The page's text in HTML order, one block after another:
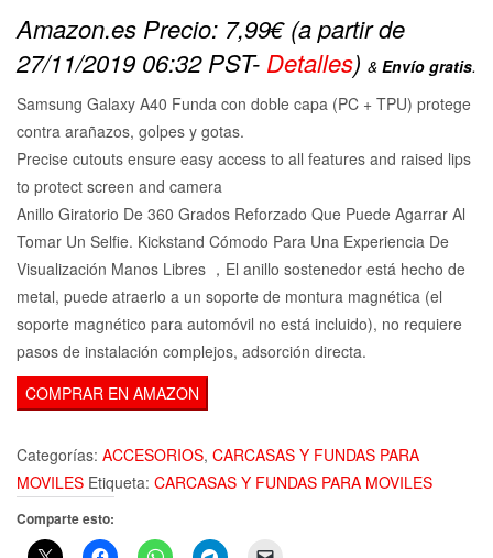
Amazon.es Precio: 7,99€(a partir de
27/11/2019 06:32 PST- Detalles) & Envío gratis.
Samsung Galaxy A40 Funda con doble capa (PC + TPU) protege
contra arañazos, golpes y gotas.
Precise cutouts ensure easy access to all features and raised lips
to protect screen and camera
Anillo Giratorio De 360 Grados Reforzado Que Puede Agarrar Al
Tomar Un Selfie. Kickstand Cómodo Para Una Experiencia De
Visualización Manos Libres ，El anillo sostenedor está hecho de
metal, puede atraerlo a un soporte de montura magnética (el
soporte magnético para automóvil no está incluido), no requiere
pasos de instalación complejos, adsorción directa.
COMPRAR EN AMAZON
Categorías: ACCESORIOS, CARCASAS Y FUNDAS PARA
MOVILES Etiqueta: CARCASAS Y FUNDAS PARA MOVILES
Comparte esto: